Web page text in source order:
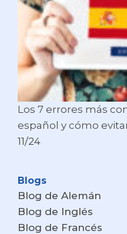
Los 7 errores más
español y cómo
11/24
Blogs
Blog de Alemán
Blog de Inglés
Blog de Francés